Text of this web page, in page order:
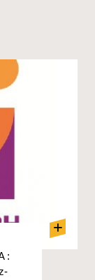
+
: